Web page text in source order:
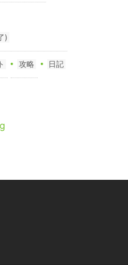
)
攻略 日記